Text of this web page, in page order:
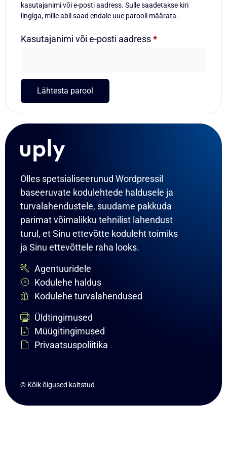
kasutajanimi või e-posti aadress. Sulle saadetakse kiri
lingiga, mille abil saad endale uue parooli määrata.
Kasutajanimi või e-posti aadress*
Lähtesta parool
Olles spetsialiseerunud Wordpressil
baseeruvate kodulehtede haldusele ja
turvalahendustele, suudame pakkuda
parimat võimalikku tehnilist lahendust
turul, et Sinu ettevõtte koduleht toimiks
ja Sinu ettevõttele raha looks.
Agentuuridele
Kodulehe haldus
Kodulehe turvalahendused
Üldtingimused
Müügitingimused
Privaatsuspoliitika
© Kõik õigused kaitstud